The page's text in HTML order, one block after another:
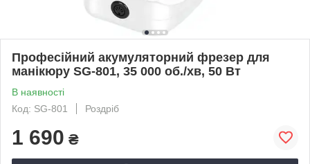
Професійний акумуляторний фрезер для
манікюру SG-801, 35 000 об./хв, 50 Вт
В наявності
Код: SG-801
Роздріб
1 690 ₴